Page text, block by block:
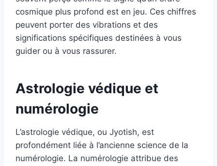
cosmique plus profond est en jeu. Ces chiffres
peuvent porter des vibrations et des
significations spécifiques destinées à vous
guider ou à vous rassurer.
Astrologie védique et
numérologie
L’astrologie védique, ou Jyotish, est
profondément liée à l’ancienne science de la
numérologie. La numérologie attribue des